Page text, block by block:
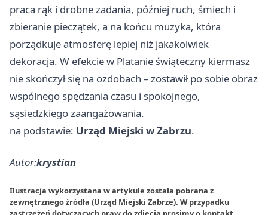
praca rąk i drobne zadania, później ruch, śmiech i
zbieranie pieczątek, a na końcu muzyka, która
porządkuje atmosferę lepiej niż jakakolwiek
dekoracja. W efekcie w Platanie świąteczny kiermasz
nie skończył się na ozdobach – zostawił po sobie obraz
wspólnego spędzania czasu i spokojnego,
sąsiedzkiego zaangażowania.
na podstawie: Urząd Miejski w Zabrzu.
Autor:krystian
Ilustracja wykorzystana w artykule została pobrana z
zewnętrznego źródła (Urząd Miejski Zabrze). W przypadku